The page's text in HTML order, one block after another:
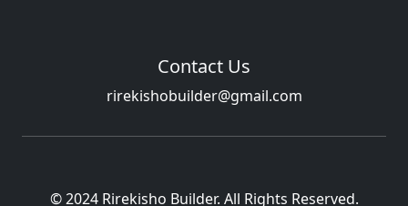
Contact Us
rirekishobuilder@gmail.com
© 2024 Rirekisho Builder. All Rights Reserved.